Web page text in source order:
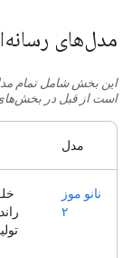
مدل‌های
این بخش شامل تمام
است از قبل در
مدل
نانو موز
۲